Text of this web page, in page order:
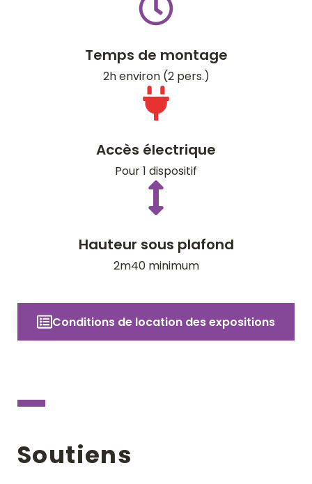
Temps de montage
2h environ (2 pers.)
Accès électrique
Pour 1 dispositif
Hauteur sous plafond
2m40 minimum
Conditions de location des expositions
Soutiens